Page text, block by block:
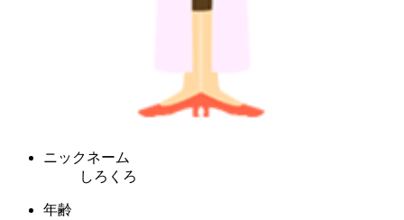
ニックネーム
しろくろ
年齢